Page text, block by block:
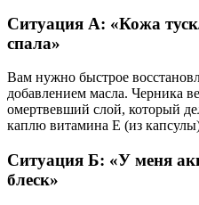
Ситуация А: «Кожа
спала»
Вам нужно быстрое
добавлением масла. Черника
омертвевший слой, который
каплю витамина Е (из
Ситуация Б: «У меня
блеск»